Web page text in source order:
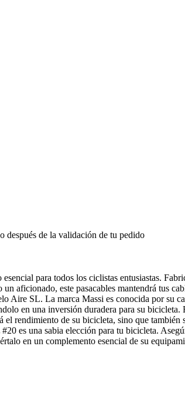
después de la validación de tu pedido
para todos los ciclistas entusiastas.
aficionado, este pasacables mantendrá tus
Aire SL. La marca Massi es conocida por su
en una inversión duradera para su bicicleta.
rendimiento de su bicicleta, sino que
es una sabia elección para tu bicicleta.
en un complemento esencial de su